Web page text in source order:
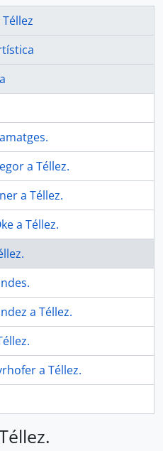
a Téllez.
a Téllez.
a Téllez.
a Téllez.
a Téllez.